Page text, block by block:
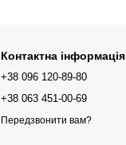
Контактна інформація
+38 096 120-89-80
+38 063 451-00-69
Передзвонити вам?